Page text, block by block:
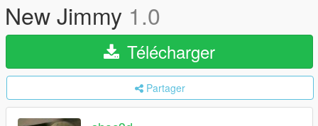
New Jimmy 1.0
Télécharger
Partager